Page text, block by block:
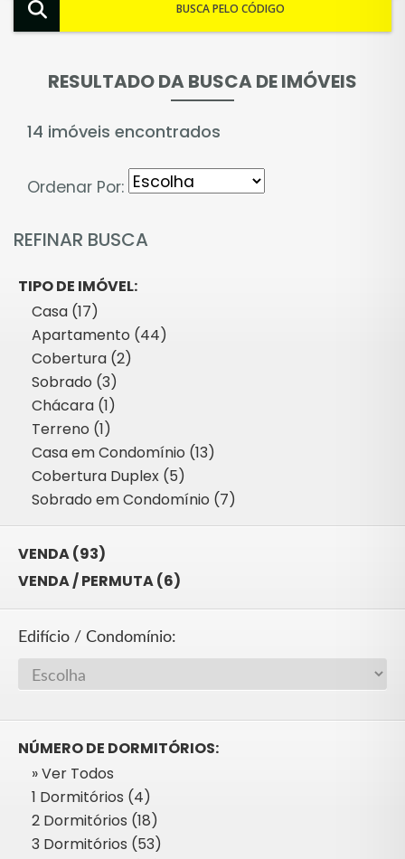
BUSCA PELO CÓDIGO
RESULTADO DA BUSCA DE IMÓVEIS
14 imóveis encontrados
Ordenar Por:
REFINAR BUSCA
TIPO DE IMÓVEL:
Casa (17)
Apartamento (44)
Cobertura (2)
Sobrado (3)
Chácara (1)
Terreno (1)
Casa em Condomínio (13)
Cobertura Duplex (5)
Sobrado em Condomínio (7)
VENDA (93)
VENDA / PERMUTA (6)
Edifício / Condomínio:
NÚMERO DE DORMITÓRIOS:
» Ver Todos
1 Dormitórios (4)
2 Dormitórios (18)
3 Dormitórios (53)